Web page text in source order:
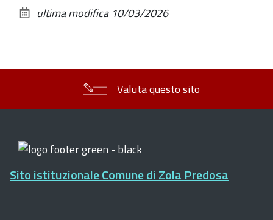
documento
ultima modifica 10/03/2026
Valuta questo sito
Sito istituzionale Comune di Zola Predosa